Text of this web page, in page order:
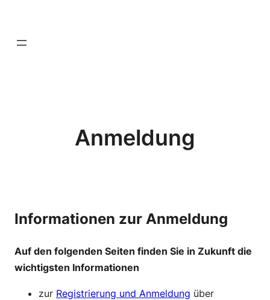
springen
Anmeldung
Informationen zur Anmeldung
Auf den folgenden Seiten finden Sie in Zukunft die
wichtigsten Informationen
zur Registrierung und Anmeldung über